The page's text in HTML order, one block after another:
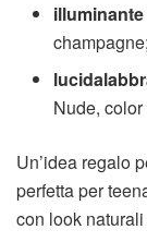
illuminante
champagne;
Nude, color
Un’idea regalo
perfetta per
con look